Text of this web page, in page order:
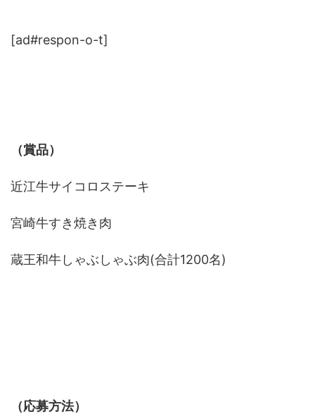
[ad#respon-o-t]
（賞品）
近江牛サイコロステーキ
宮崎牛すき焼き肉
蔵王和牛しゃぶしゃぶ肉(合計1200名)
（応募方法）